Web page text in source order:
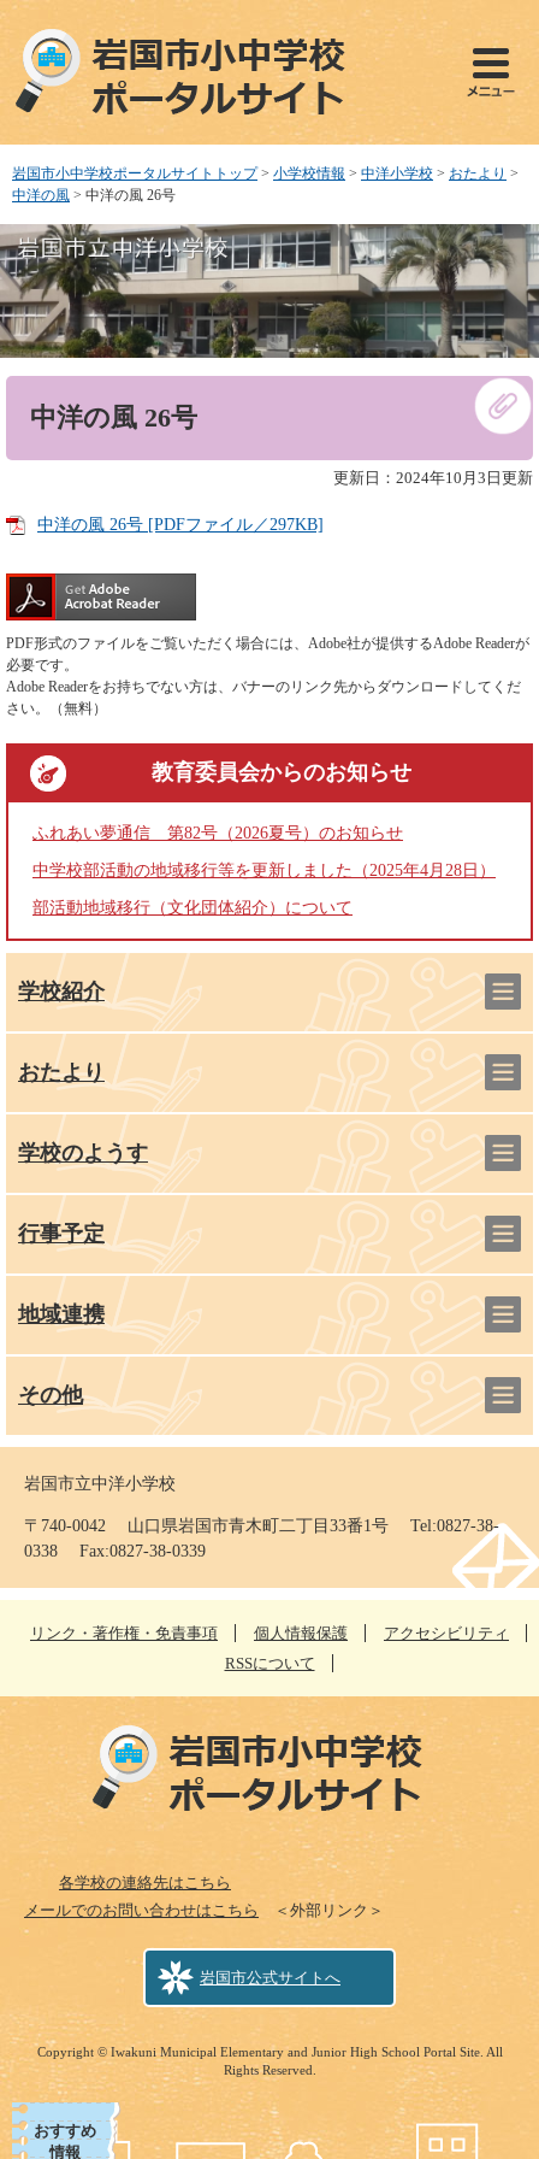
ペ
で
す
メ
ば
し
本
文
へ
岩国市小中学校ポータルサイトトップ > 小学校情報 > 中洋小学校 > おたより >
中洋の風 > 中洋の風 26号
中洋の風 26号
更新日：2024年10月3日更新
中洋の風 26号 [PDFファイル／297KB]
PDF形式のファイルをご覧いただく場合には、Adobe社が提供するAdobe Readerが
必要です。
Adobe Readerをお持ちでない方は、バナーのリンク先からダウンロードしてくだ
さい。（無料）
教育委員会からのお知らせ
ふれあい夢通信 第82号（2026夏号）のお知らせ
中学校部活動の地域移行等を更新しました（2025年4月28日）
部活動地域移行（文化団体紹介）について
学校紹介
おたより
学校のようす
行事予定
地域連携
その他
岩国市立中洋小学校
〒740-0042 山口県岩国市青木町二丁目33番1号 Tel:0827-38-
0338 Fax:0827-38-0339
リンク・著作権・免責事項 個人情報保護
アクセシビリティ
RSSについて
各学校の連絡先はこちら
メールでのお問い合わせはこちら
＜外部リンク＞
岩国市公式サイトへ
Copyright © Iwakuni Municipal Elementary and Junior High School Portal Site. All
Rights Reserved.
おすすめ
情報